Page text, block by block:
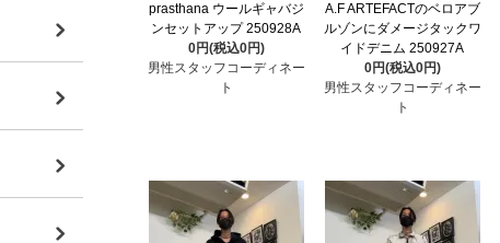
prasthana ウールギャバジ
ンセットアップ 250928A
0円(税込0円)
男性スタッフコーディネー
ト
A.F ARTEFACTのベロアブ
ルゾンにダメージタックワ
イドデニム 250927A
0円(税込0円)
男性スタッフコーディネー
ト